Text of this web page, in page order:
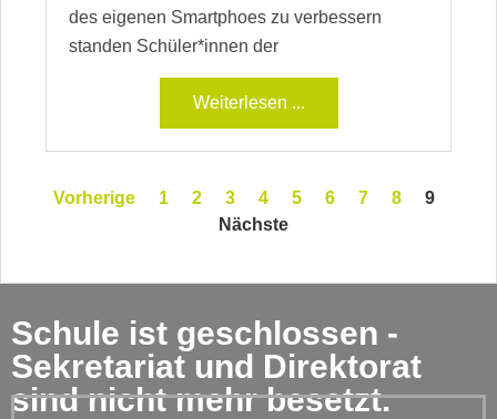
des eigenen Smartphoes zu verbessern
standen Schüler*innen der
Weiterlesen ...
Vorherige 1 2 3 4 5 6 7 8
9
Nächste
Schule ist geschlossen -
Sekretariat und Direktorat
sind nicht mehr besetzt.